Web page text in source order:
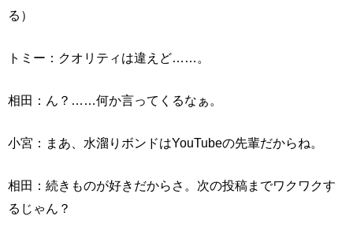
る）
トミー：クオリティは違えど……。
相田：ん？……何か言ってくるなぁ。
小宮：まあ、水溜りボンドはYouTubeの先輩だからね。
相田：続きものが好きだからさ。次の投稿までワクワクす
るじゃん？